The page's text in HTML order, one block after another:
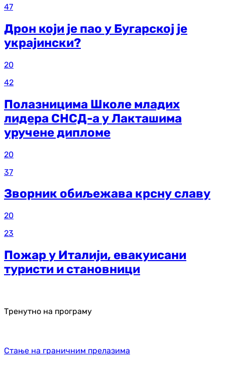
47
Дрон који је пао у Бугарској је
украјински?
20
42
Полазницима Школе младих
лидера СНСД-а у Лакташима
уручене дипломе
20
37
Зворник обиљежава крсну славу
20
23
Пожар у Италији, евакуисани
туристи и становници
Тренутно на програму
Стање на граничним прелазима